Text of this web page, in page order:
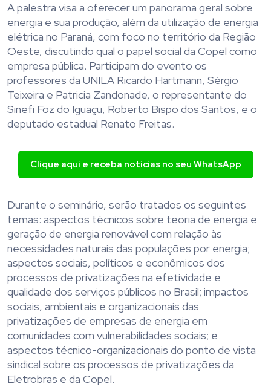
A palestra visa a oferecer um panorama geral sobre
energia e sua produção, além da utilização de energia
elétrica no Paraná, com foco no território da Região
Oeste, discutindo qual o papel social da Copel como
empresa pública. Participam do evento os
professores da UNILA Ricardo Hartmann, Sérgio
Teixeira e Patricia Zandonade, o representante do
Sinefi Foz do Iguaçu, Roberto Bispo dos Santos, e o
deputado estadual Renato Freitas.
Clique aqui e receba notícias no seu WhatsApp
Durante o seminário, serão tratados os seguintes
temas: aspectos técnicos sobre teoria de energia e
geração de energia renovável com relação às
necessidades naturais das populações por energia;
aspectos sociais, políticos e econômicos dos
processos de privatizações na efetividade e
qualidade dos serviços públicos no Brasil; impactos
sociais, ambientais e organizacionais das
privatizações de empresas de energia em
comunidades com vulnerabilidades sociais; e
aspectos técnico-organizacionais do ponto de vista
sindical sobre os processos de privatizações da
Eletrobras e da Copel.